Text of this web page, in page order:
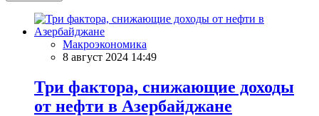
Макроэкономика
8 август 2024 14:49
Три фактора, снижающие доходы
от нефти в Азербайджане